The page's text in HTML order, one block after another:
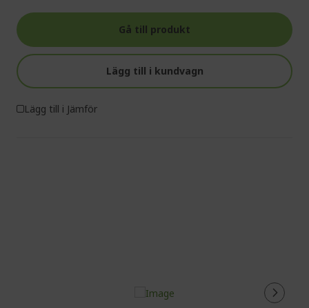
Gå till produkt
Lägg till i kundvagn
Lägg till i Jämför